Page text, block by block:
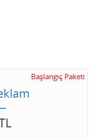
Başlangıç Paketi